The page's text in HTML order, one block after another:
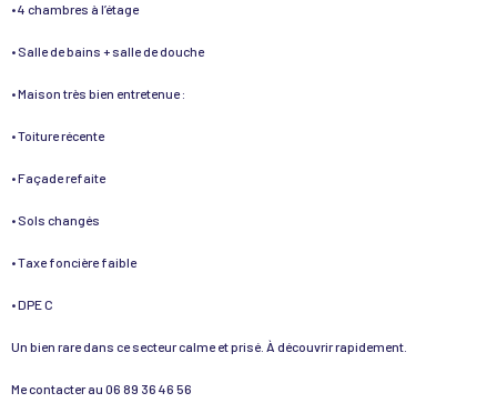
• 4 chambres à l’étage
• Salle de bains + salle de douche
• Maison très bien entretenue :
• Toiture récente
• Façade refaite
• Sols changés
• Taxe foncière faible
• DPE C
Un bien rare dans ce secteur calme et prisé. À découvrir rapidement.
Me contacter au 06 89 36 46 56